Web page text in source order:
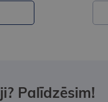
Palīdzēsim!